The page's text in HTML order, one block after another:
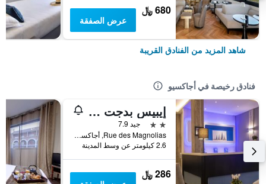
680 ﷼
عرض الصفقة
شاهد المزيد من الفنادق القريبة
فنادق رخيصة في أجاكسيو
إيبيس بدجت أجاكسيو
2 نجمتين
جيد 7.9
Rue des Magnolias, أجاكسيو, منطقة كورسيكا, فرنسا
2.6 كيلومتر عن وسط المدينة
286 ﷼